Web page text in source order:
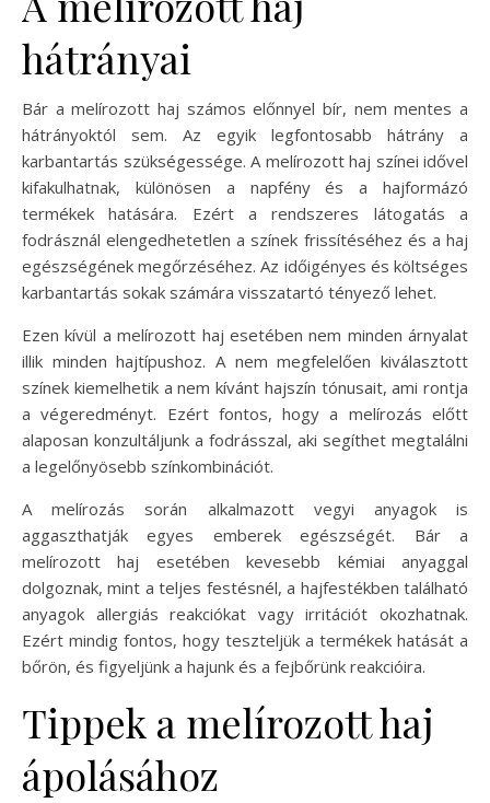
hátrányai
Bár a melírozott haj számos előnnyel bír, nem mentes a
hátrányoktól sem. Az egyik legfontosabb hátrány a
karbantartás szükségessége. A melírozott haj színei idővel
kifakulhatnak, különösen a napfény és a hajformázó
termékek hatására. Ezért a rendszeres látogatás a
fodrásznál elengedhetetlen a színek frissítéséhez és a haj
egészségének megőrzéséhez. Az időigényes és költséges
karbantartás sokak számára visszatartó tényező lehet.
Ezen kívül a melírozott haj esetében nem minden árnyalat
illik minden hajtípushoz. A nem megfelelően kiválasztott
színek kiemelhetik a nem kívánt hajszín tónusait, ami rontja
a végeredményt. Ezért fontos, hogy a melírozás előtt
alaposan konzultáljunk a fodrásszal, aki segíthet megtalálni
a legelőnyösebb színkombinációt.
A melírozás során alkalmazott vegyi anyagok is
aggaszthatják egyes emberek egészségét. Bár a
melírozott haj esetében kevesebb kémiai anyaggal
dolgoznak, mint a teljes festésnél, a hajfestékben található
anyagok allergiás reakciókat vagy irritációt okozhatnak.
Ezért mindig fontos, hogy teszteljük a termékek hatását a
bőrön, és figyeljünk a hajunk és a fejbőrünk reakcióira.
Tippek a melírozott haj
ápolásához